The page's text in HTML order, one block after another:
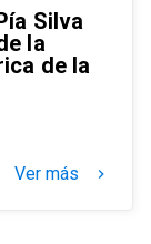
Silva
la
de la
Ver más keyboard_arrow_right